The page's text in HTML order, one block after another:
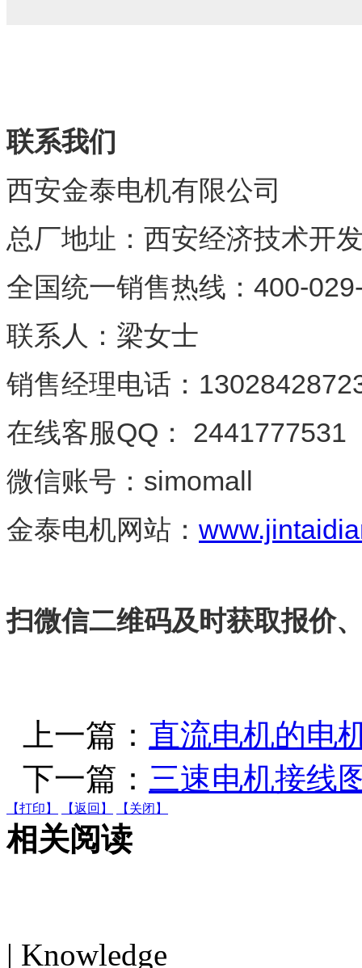
联系我们
西安金泰电机有限公司
总厂地址：西安经济技术开
全国统一销售热线： 400-
联系人：梁女士
销售经理电话：
在线客服QQ ： 2441777531
微信账号： simomall
金泰电机网站：
扫微信二维码及时获取报价
上一篇： 直流电机的电
下一篇： 三速电机接线
【打印】 【返回】 【关闭】
相关阅读
| Knowledge